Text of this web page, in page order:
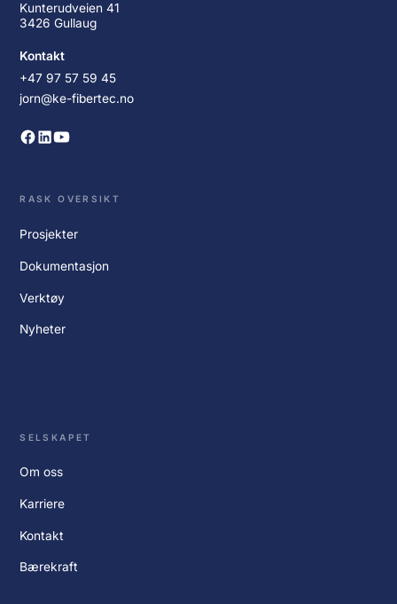
Kunterudveien 41
3426 Gullaug
Kontakt
+47 97 57 59 45
jorn@ke-fibertec.no
RASK OVERSIKT
Prosjekter
Dokumentasjon
Verktøy
Nyheter
SELSKAPET
Om oss
Karriere
Kontakt
Bærekraft